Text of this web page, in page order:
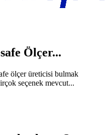
Ölçer...
ölçer üreticisi bulmak
seçenek mevcut...